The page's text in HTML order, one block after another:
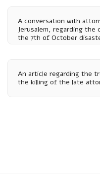
A conversation with
Jerusalem, regarding
the 7th of October
An article regarding the
the killing of the late